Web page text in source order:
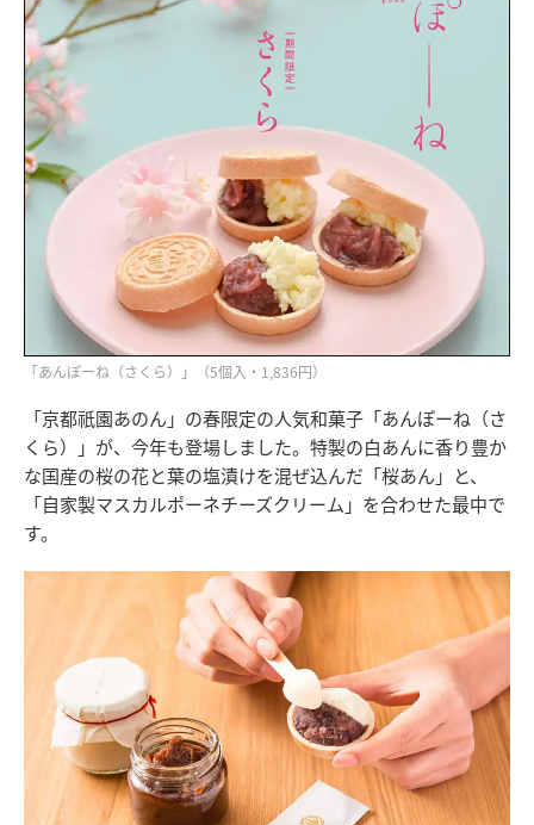
「あんぽーね（さくら）」（5個入・1,836円）
「京都祇園あのん」の春限定の人気和菓子「あんぽーね（さ
くら）」が、今年も登場しました。特製の白あんに香り豊か
な国産の桜の花と葉の塩漬けを混ぜ込んだ「桜あん」と、
「自家製マスカルポーネチーズクリーム」を合わせた最中で
す。